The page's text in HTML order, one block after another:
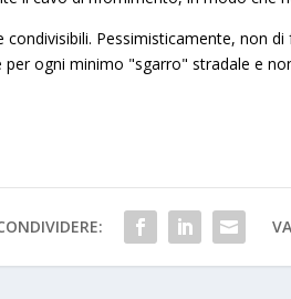
condivisibili. Pessimisticamente, non
per ogni minimo "sgarro" stradale e